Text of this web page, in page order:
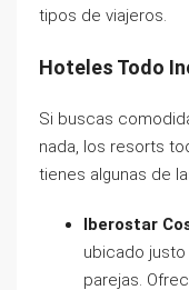
tipos de viajeros.
Hoteles Todo
Si buscas
nada, los resorts
tienes algunas de
Iberostar
ubicado justo
parejas.